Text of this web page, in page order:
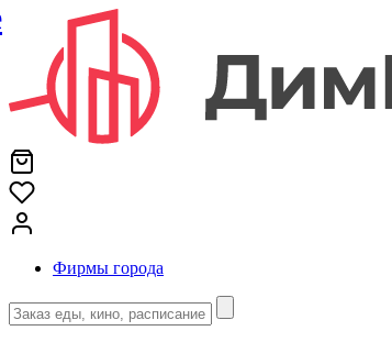
Фирмы города